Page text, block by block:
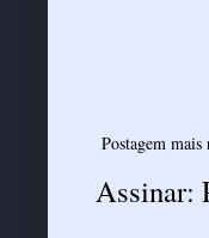
Postagem mais
Assinar: